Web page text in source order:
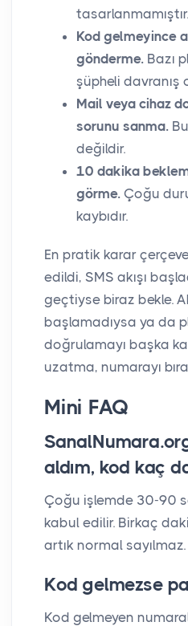
tasarlanmamıştır.
Kod gelmeyince
gönderme. Bazı
şüpheli davranış
Mail veya cihaz
sorunu sanma.
değildir.
10 dakika
görme. Çoğu
kaybıdır.
En pratik karar
edildi, SMS akışı
geçtiyse biraz bekle.
başlamadıysa ya da
doğrulamayı başka
uzatma, numarayı
Mini FAQ
aldım, kod kaç
Çoğu işlemde 30-90
kabul edilir. Birkaç
artık normal sayılmaz.
Kod gelmezse
Kod gelmeyen